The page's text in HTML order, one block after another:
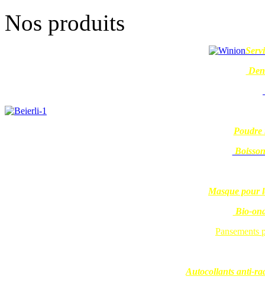
Nos produits
Poudre
Masque pour
Bio-
Pansements
Autocollants anti-